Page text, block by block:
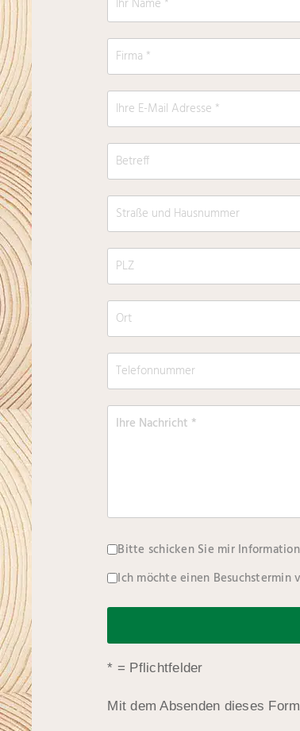
Auswahl
Bitte schicken Sie mir
Ich möchte einen Besuchstermin
* = Pflichtfelder
Mit dem Absenden dieses